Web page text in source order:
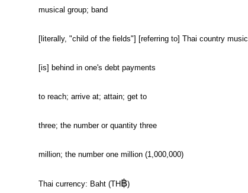
musical group; band
[literally, "child of the fields"] [referring to] Thai country music
[is] behind in one's debt payments
to reach; arrive at; attain; get to
three; the number or quantity three
million; the number one million (1,000,000)
Thai currency: Baht (TH฿)